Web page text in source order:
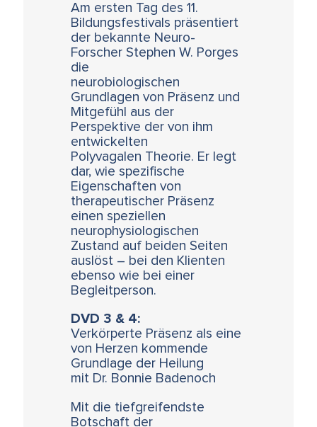
Am ersten Tag des 11.
Bildungsfestivals präsentiert
der bekannte Neuro-
Forscher Stephen W. Porges
die
neurobiologischen
Grundlagen von Präsenz und
Mitgefühl aus der
Perspektive der von ihm
entwickelten
Polyvagalen Theorie. Er legt
dar, wie spezifische
Eigenschaften von
therapeutischer Präsenz
einen speziellen
neurophysiologischen
Zustand auf beiden Seiten
auslöst – bei den Klienten
ebenso wie bei einer
Begleitperson.
DVD 3 & 4:
Verkörperte Präsenz als eine
von Herzen kommende
Grundlage der Heilung
mit Dr. Bonnie Badenoch
Mit die tiefgreifendste
Botschaft der